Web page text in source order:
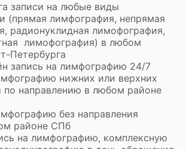
записи на любые виды
(прямая лимфография, непрямая
радионуклидная лимофография,
лимофография) в любом
Петербурга
запись на лимфографию 24/7
нижних или верхних
по направлению в любом районе
без направления
районе СПб
на лимфографию, комплексную